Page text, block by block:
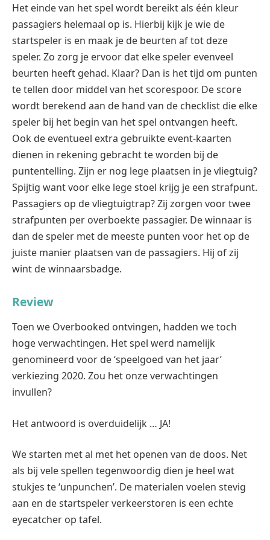
Het einde van het spel wordt bereikt als één kleur
passagiers helemaal op is. Hierbij kijk je wie de
startspeler is en maak je de beurten af tot deze
speler. Zo zorg je ervoor dat elke speler evenveel
beurten heeft gehad. Klaar? Dan is het tijd om punten
te tellen door middel van het scorespoor. De score
wordt berekend aan de hand van de checklist die elke
speler bij het begin van het spel ontvangen heeft.
Ook de eventueel extra gebruikte event-kaarten
dienen in rekening gebracht te worden bij de
puntentelling. Zijn er nog lege plaatsen in je vliegtuig?
Spijtig want voor elke lege stoel krijg je een strafpunt.
Passagiers op de vliegtuigtrap? Zij zorgen voor twee
strafpunten per overboekte passagier. De winnaar is
dan de speler met de meeste punten voor het op de
juiste manier plaatsen van de passagiers. Hij of zij
wint de winnaarsbadge.
Review
Toen we Overbooked ontvingen, hadden we toch
hoge verwachtingen. Het spel werd namelijk
genomineerd voor de ‘speelgoed van het jaar’
verkiezing 2020. Zou het onze verwachtingen
invullen?
Het antwoord is overduidelijk … JA!
We starten met al met het openen van de doos. Net
als bij vele spellen tegenwoordig dien je heel wat
stukjes te ‘unpunchen’. De materialen voelen stevig
aan en de startspeler verkeerstoren is een echte
eyecatcher op tafel.